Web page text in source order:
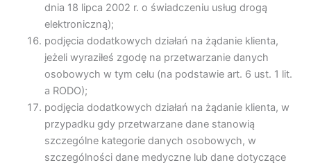
dnia 18 lipca 2002 r. o świadczeniu usług drogą
elektroniczną);
podjęcia dodatkowych działań na żądanie klienta,
jeżeli wyraziłeś zgodę na przetwarzanie danych
osobowych w tym celu (na podstawie art. 6 ust. 1 lit.
a RODO);
podjęcia dodatkowych działań na żądanie klienta, w
przypadku gdy przetwarzane dane stanowią
szczególne kategorie danych osobowych, w
szczególności dane medyczne lub dane dotyczące